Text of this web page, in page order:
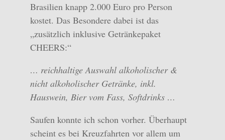
Brasilien knapp 2.000 Euro pro Person
kostet. Das Besondere dabei ist das
„zusätzlich inklusive Getränkepaket
CHEERS:“
… reichhaltige Auswahl alkoholischer &
nicht alkoholischer Getränke, inkl.
Hauswein, Bier vom Fass, Softdrinks …
Saufen konnte ich schon vorher. Überhaupt
scheint es bei Kreuzfahrten vor allem um